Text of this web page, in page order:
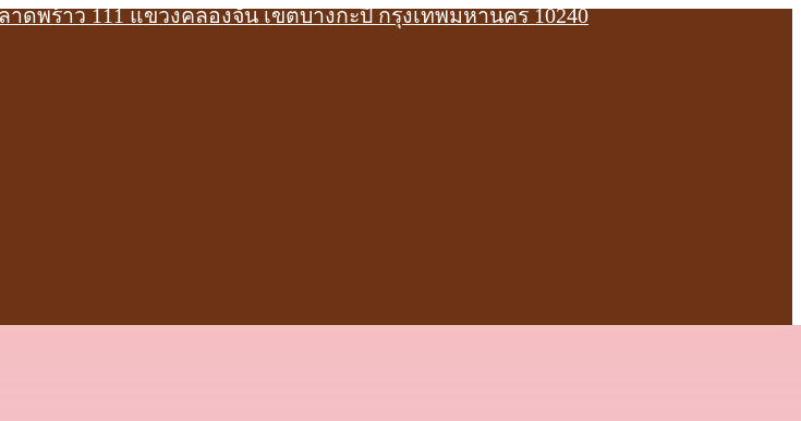
ดพร้าว 111 แขวงคลองจั่น เขตบางกะปิ กรุงเทพมหานคร 10240